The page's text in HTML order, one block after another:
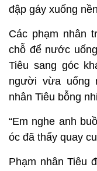
đập gáy xuống
Các phạm nhân
chỗ để nước
Tiêu sang góc
người vừa uống
nhân Tiêu bỗng
“Em nghe anh
óc đã thấy quay
Phạm nhân Tiêu